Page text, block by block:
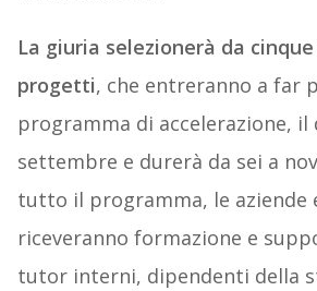
La giuria selezionerà da
progetti, che entreranno a far
programma di accelerazione, il
settembre e durerà da sei a
tutto il programma, le aziende
riceveranno formazione e
tutor interni, dipendenti della